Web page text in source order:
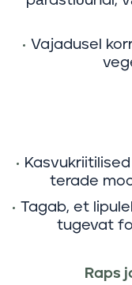
Vajadusel
terade
Tagab, et
tugevat
Raps